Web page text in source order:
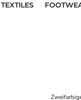
TEXTILES